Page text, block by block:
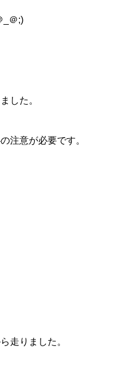
_＠;)
した。
注意が必要です。
走りました。